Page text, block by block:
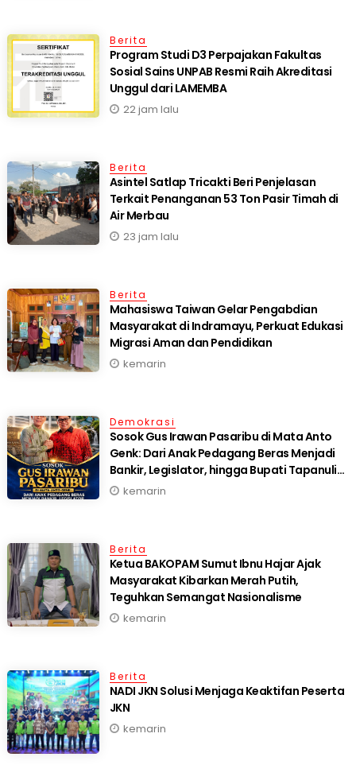
Berita
Program Studi D3 Perpajakan Fakultas
Sosial Sains UNPAB Resmi Raih Akreditasi
Unggul dari LAMEMBA
22 jam lalu
Berita
Asintel Satlap Tricakti Beri Penjelasan
Terkait Penanganan 53 Ton Pasir Timah di
Air Merbau
23 jam lalu
Berita
Mahasiswa Taiwan Gelar Pengabdian
Masyarakat di Indramayu, Perkuat Edukasi
Migrasi Aman dan Pendidikan
kemarin
Demokrasi
Sosok Gus Irawan Pasaribu di Mata Anto
Genk: Dari Anak Pedagang Beras Menjadi
Bankir, Legislator, hingga Bupati Tapanuli
Selatan
kemarin
Berita
Ketua BAKOPAM Sumut Ibnu Hajar Ajak
Masyarakat Kibarkan Merah Putih,
Teguhkan Semangat Nasionalisme
kemarin
Berita
NADI JKN Solusi Menjaga Keaktifan Peserta
JKN
kemarin